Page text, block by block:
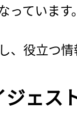
っています。
、役立つ
ジェス